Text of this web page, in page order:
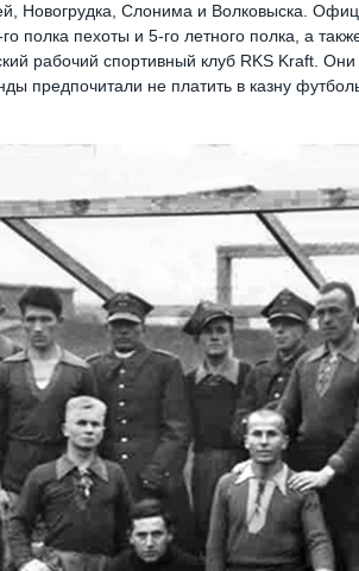
Новогрудка, Слонима и Волковыска.
полка пехоты и 5-го летного полка, а
рабочий спортивный клуб RKS Kraft.
предпочитали не платить в казну